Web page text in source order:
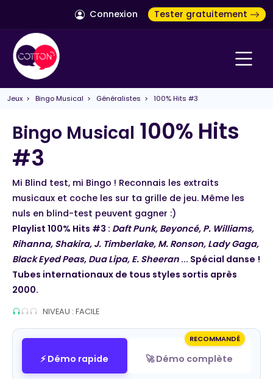
Connexion Tester gratuitement
Jeux > Bingo Musical > Généralistes > 100% Hits #3
Bingo Musical 100% Hits
#3
Mi Blind test, mi Bingo ! Reconnais les extraits
musicaux et coche les sur ta grille de jeu. Même les
nuls en blind-test peuvent gagner :)
Playlist 100% Hits #3 : Daft Punk, Beyoncé, P. Williams,
Rihanna, Shakira, J. Timberlake, M. Ronson, Lady Gaga,
Black Eyed Peas, Dua Lipa, E. Sheeran ... Spécial danse !
Tubes internationaux de tous styles sortis après
2000.
NIVEAU : FACILE
⚡ Démo rapide
RECOMMANDÉ
🚀 Démo complète